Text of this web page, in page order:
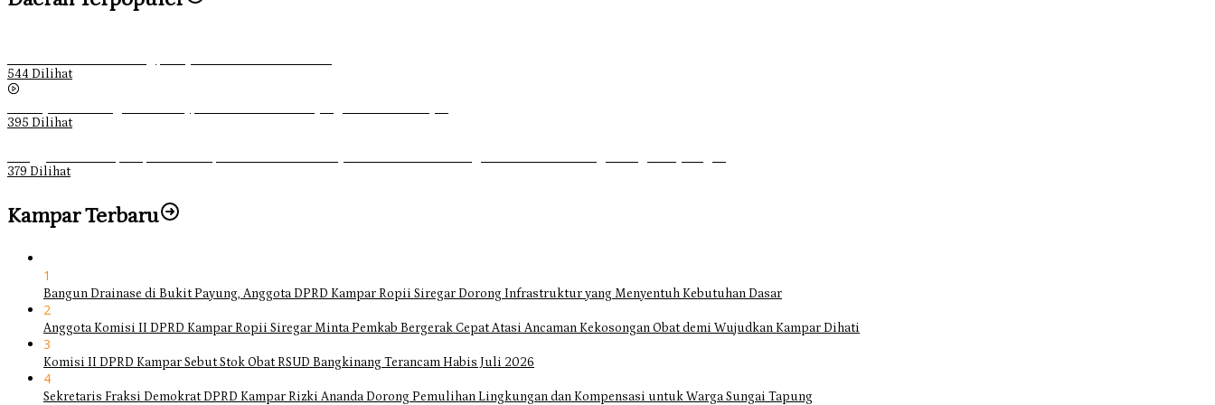
544 Dilihat
395 Dilihat
379 Dilihat
Kampar Terbaru
1
Bangun Drainase di Bukit Payung, Anggota DPRD Kampar Ropii Siregar Dorong Infrastruktur yang Menyentuh Kebutuhan Dasar
2
Anggota Komisi II DPRD Kampar Ropii Siregar Minta Pemkab Bergerak Cepat Atasi Ancaman Kekosongan Obat demi Wujudkan Kampar Dihati
3
Komisi II DPRD Kampar Sebut Stok Obat RSUD Bangkinang Terancam Habis Juli 2026
4
Sekretaris Fraksi Demokrat DPRD Kampar Rizki Ananda Dorong Pemulihan Lingkungan dan Kompensasi untuk Warga Sungai Tapung